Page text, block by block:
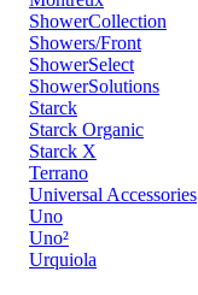
ShowerCollection
Showers/Front
ShowerSelect
ShowerSolutions
Starck
Starck Organic
Starck X
Terrano
Universal Accessories
Uno
Uno²
Urquiola